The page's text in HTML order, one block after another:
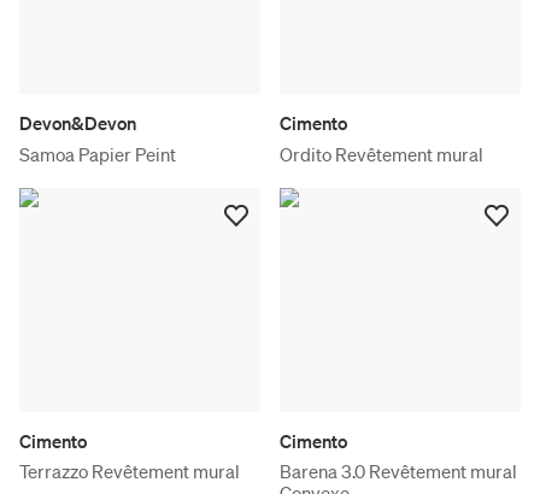
Devon&Devon
Samoa Papier Peint
Cimento
Ordito Revêtement mural
Cimento
Terrazzo Revêtement mural
Cimento
Barena 3.0 Revêtement mural